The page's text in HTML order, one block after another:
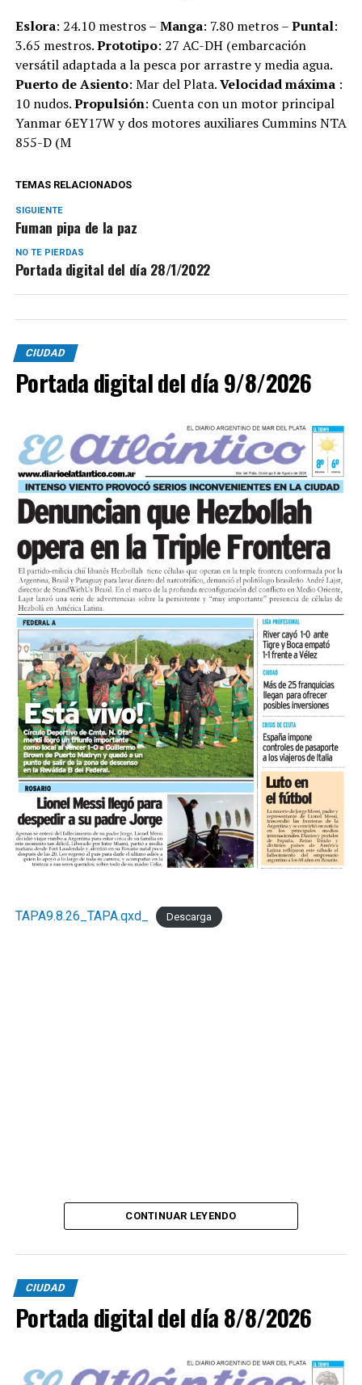
Eslora: 24.10 mestros – Manga: 7.80 metros –Puntal:
3.65 mestros.Prototipo: 27 AC-DH (embarcación
versátil adaptada a la pesca por arrastre y media agua.
Puerto de Asiento: Mar del Plata.Velocidad máxima:
10 nudos.Propulsión: Cuenta con un motor principal
Yanmar 6EY17W y dos motores auxiliares Cummins NTA
855-D (M
TEMAS RELACIONADOS
SIGUIENTE
Fuman pipa de la paz
NO TE PIERDAS
Portada digital del día 28/1/2022
CIUDAD
Portada digital del día 9/8/2026
TAPA9.8.26_TAPA.qxd_ Descarga
CONTINUAR LEYENDO
CIUDAD
Portada digital del día 8/8/2026